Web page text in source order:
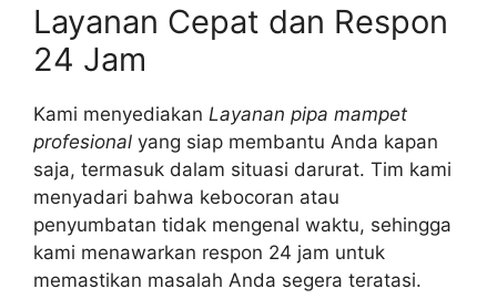
Layanan Cepat dan Respon
24 Jam
Kami menyediakan Layanan pipa mampet
profesional yang siap membantu Anda kapan
saja, termasuk dalam situasi darurat. Tim kami
menyadari bahwa kebocoran atau
penyumbatan tidak mengenal waktu, sehingga
kami menawarkan respon 24 jam untuk
memastikan masalah Anda segera teratasi.